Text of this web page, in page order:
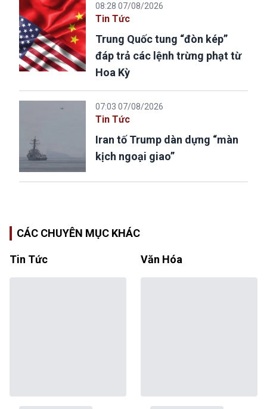
08:28 07/08/2026
Tin Tức
Trung Quốc tung “đòn kép”
đáp trả các lệnh trừng phạt từ
Hoa Kỳ
07:03 07/08/2026
Tin Tức
Iran tố Trump dàn dựng “màn
kịch ngoại giao”
CÁC CHUYÊN MỤC KHÁC
Tin Tức Văn Hóa